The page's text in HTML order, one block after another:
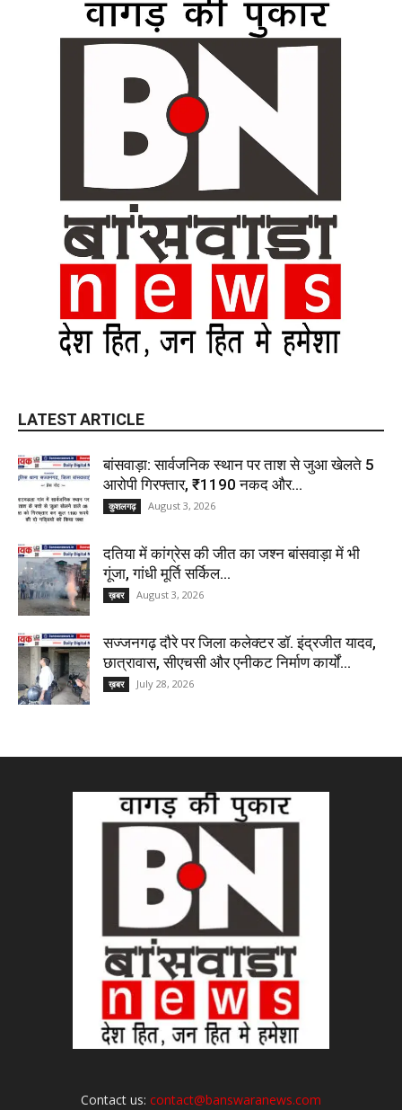
LATEST ARTICLE
बांसवाड़ा: सार्वजनिक स्थान पर ताश से जुआ खेलते 5
आरोपी गिरफ्तार, ₹1190 नकद और...
कुशलगढ़ August 3, 2026
दतिया में कांग्रेस की जीत का जश्न बांसवाड़ा में भी
गूंजा, गांधी मूर्ति सर्किल...
ख़बर August 3, 2026
सज्जनगढ़ दौरे पर जिला कलेक्टर डॉ. इंद्रजीत यादव,
छात्रावास, सीएचसी और एनीकट निर्माण कार्यों...
ख़बर July 28, 2026
Contact us: contact@banswaranews.com